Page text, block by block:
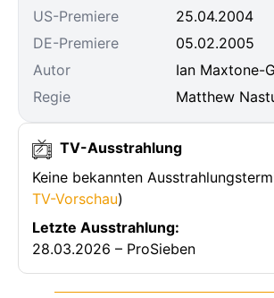
US-Premiere
25.04.2004
DE-Premiere
05.02.2005
Autor
Ian Maxtone-
Regie
Matthew
TV-Ausstrahlung
Keine bekannten
TV-Vorschau)
Letzte Ausstrahlung:
28.03.2026 – ProSieben